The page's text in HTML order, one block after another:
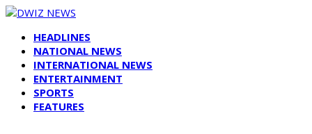
HEADLINES
NATIONAL NEWS
INTERNATIONAL NEWS
ENTERTAINMENT
SPORTS
FEATURES